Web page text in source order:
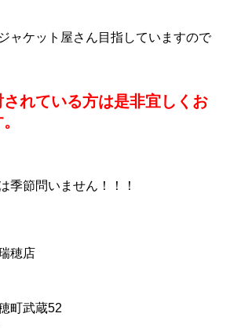
ャケット屋さん目指していますので
れている方は是非宜しくお
季節問いません！！！
穂店
町武蔵52